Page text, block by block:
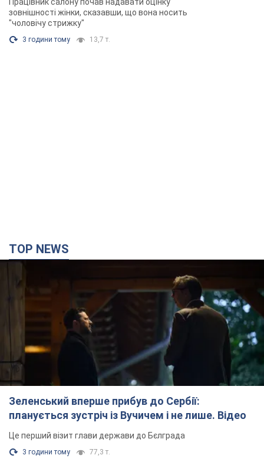
Працівник салону почав надавати оцінку
зовнішності жінки, сказавши, що вона носить
"чоловічу стрижку"
3 години тому 13,7 т.
TOP NEWS
Зеленський вперше прибув до Сербії:
планується зустріч із Вучичем і не лише. Відео
Це перший візит глави держави до Бєлграда
3 години тому 77,3 т.